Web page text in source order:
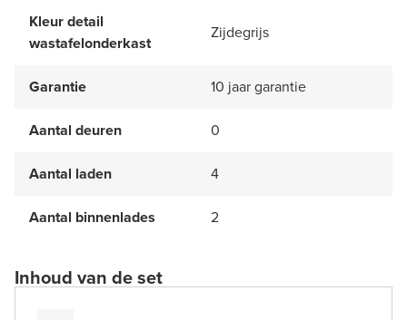
Kleur detail
wastafelonderkast
Zijdegrijs
Garantie 10 jaar garantie
Aantal deuren 0
Aantal laden 4
Aantal binnenlades 2
Inhoud van de set